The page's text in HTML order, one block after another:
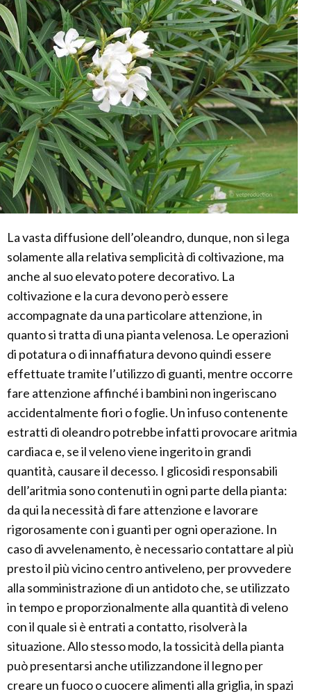
La vasta diffusione dell’oleandro, dunque, non si lega
solamente alla relativa semplicità di coltivazione, ma
anche al suo elevato potere decorativo. La
coltivazione e la cura devono però essere
accompagnate da una particolare attenzione, in
quanto si tratta di una pianta velenosa. Le operazioni
di potatura o di innaffiatura devono quindi essere
effettuate tramite l’utilizzo di guanti, mentre occorre
fare attenzione affinché i bambini non ingeriscano
accidentalmente fiori o foglie. Un infuso contenente
estratti di oleandro potrebbe infatti provocare aritmia
cardiaca e, se il veleno viene ingerito in grandi
quantità, causare il decesso. I glicosidi responsabili
dell’aritmia sono contenuti in ogni parte della pianta:
da qui la necessità di fare attenzione e lavorare
rigorosamente con i guanti per ogni operazione. In
caso di avvelenamento, è necessario contattare al più
presto il più vicino centro antiveleno, per provvedere
alla somministrazione di un antidoto che, se utilizzato
in tempo e proporzionalmente alla quantità di veleno
con il quale si è entrati a contatto, risolverà la
situazione. Allo stesso modo, la tossicità della pianta
può presentarsi anche utilizzandone il legno per
creare un fuoco o cuocere alimenti alla griglia, in spazi